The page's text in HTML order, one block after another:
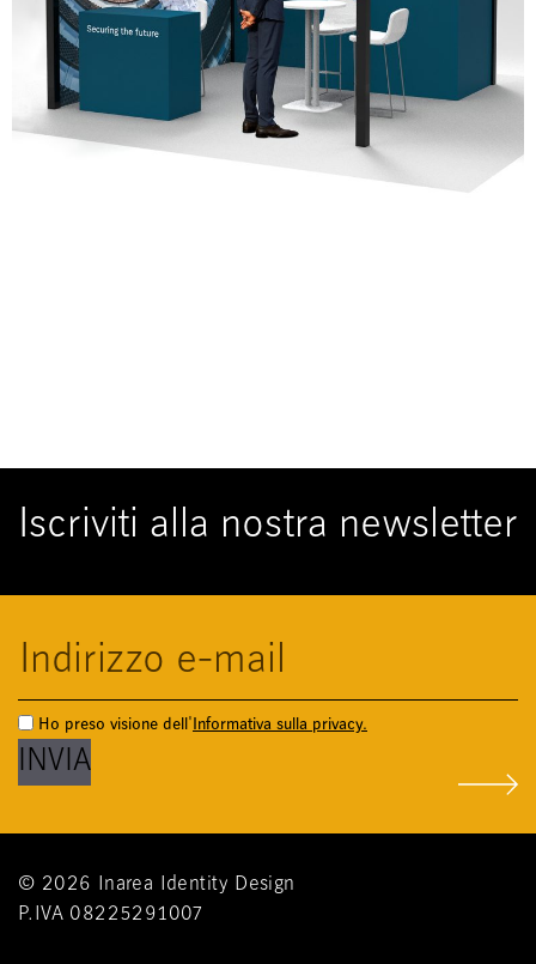
Comune di Milano
Iscriviti alla nostra newsletter
Ho preso visione dell'Informativa sulla privacy.
© 2026 Inarea Identity Design
P.IVA 08225291007